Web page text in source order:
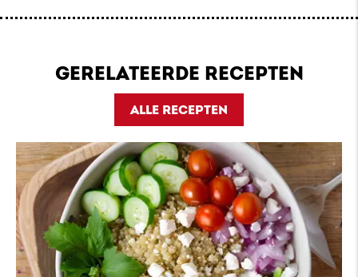
GERELATEERDE RECEPTEN
ALLE RECEPTEN